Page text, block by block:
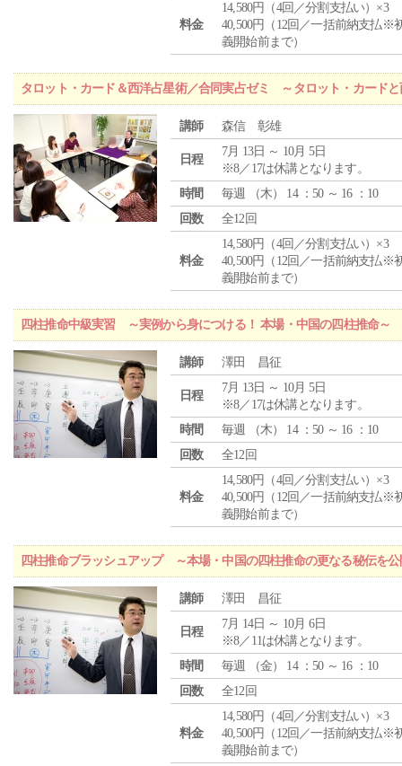
料金
14,580円（4回／分割支払い）×3
40,500円（12回／一括前納支払※
義開始前まで）
タロット・カード＆西洋占星術／合同実占ゼミ ～タロット・カード
講師 森信 彰雄
日程
7月 13日 ～ 10月 5日
※8／17は休講となります。
時間
毎週 （木） 14 ：50 ～ 16 ：10
回数
全12回
料金
14,580円（4回／分割支払い）×3
40,500円（12回／一括前納支払※
義開始前まで）
四柱推命中級実習 ～実例から身につける！ 本場・中国の四柱推命～
講師 澤田 昌征
日程
7月 13日 ～ 10月 5日
※8／17は休講となります。
時間
毎週 （木） 14 ：50 ～ 16 ：10
回数
全12回
料金
14,580円（4回／分割支払い）×3
40,500円（12回／一括前納支払※
義開始前まで）
四柱推命ブラッシュアップ ～本場・中国の四柱推命の更なる秘伝を
講師 澤田 昌征
日程
7月 14日 ～ 10月 6日
※8／11は休講となります。
時間
毎週 （金） 14 ：50 ～ 16 ：10
回数
全12回
料金
14,580円（4回／分割支払い）×3
40,500円（12回／一括前納支払※
義開始前まで）